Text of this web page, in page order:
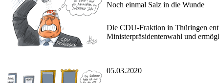
Noch einmal Salz in die Wunde
Die CDU-Fraktion in Thüringen
Ministerpräsidentenwahl und
05.03.2020